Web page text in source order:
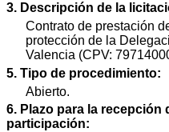
3. Descripción de la
Contrato de prestación
protección de la
Valencia (CPV:
5. Tipo de procedimiento:
Abierto.
6. Plazo para la
participación: